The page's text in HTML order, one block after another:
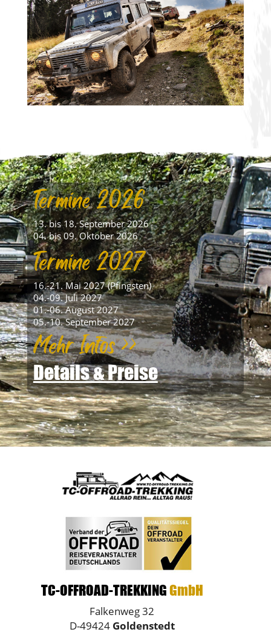
Termine 2026
13. bis 18. September 2026
04. bis 09. Oktober 2026
Termine 2027
16.-21. Mai 2027 (Pfingsten)
04.-09. Juli 2027
01.-06. August 2027
05.-10. September 2027
Mehr Infos >>
Details & Preise
TC-OFFROAD-TREKKINGGmbH
Falkenweg 32
D-49424Goldenstedt